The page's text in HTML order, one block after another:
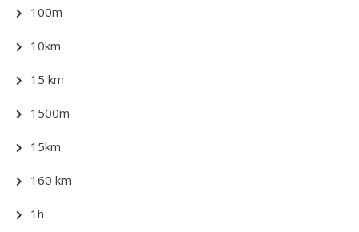
100m
10km
15 km
1500m
15km
160 km
1h